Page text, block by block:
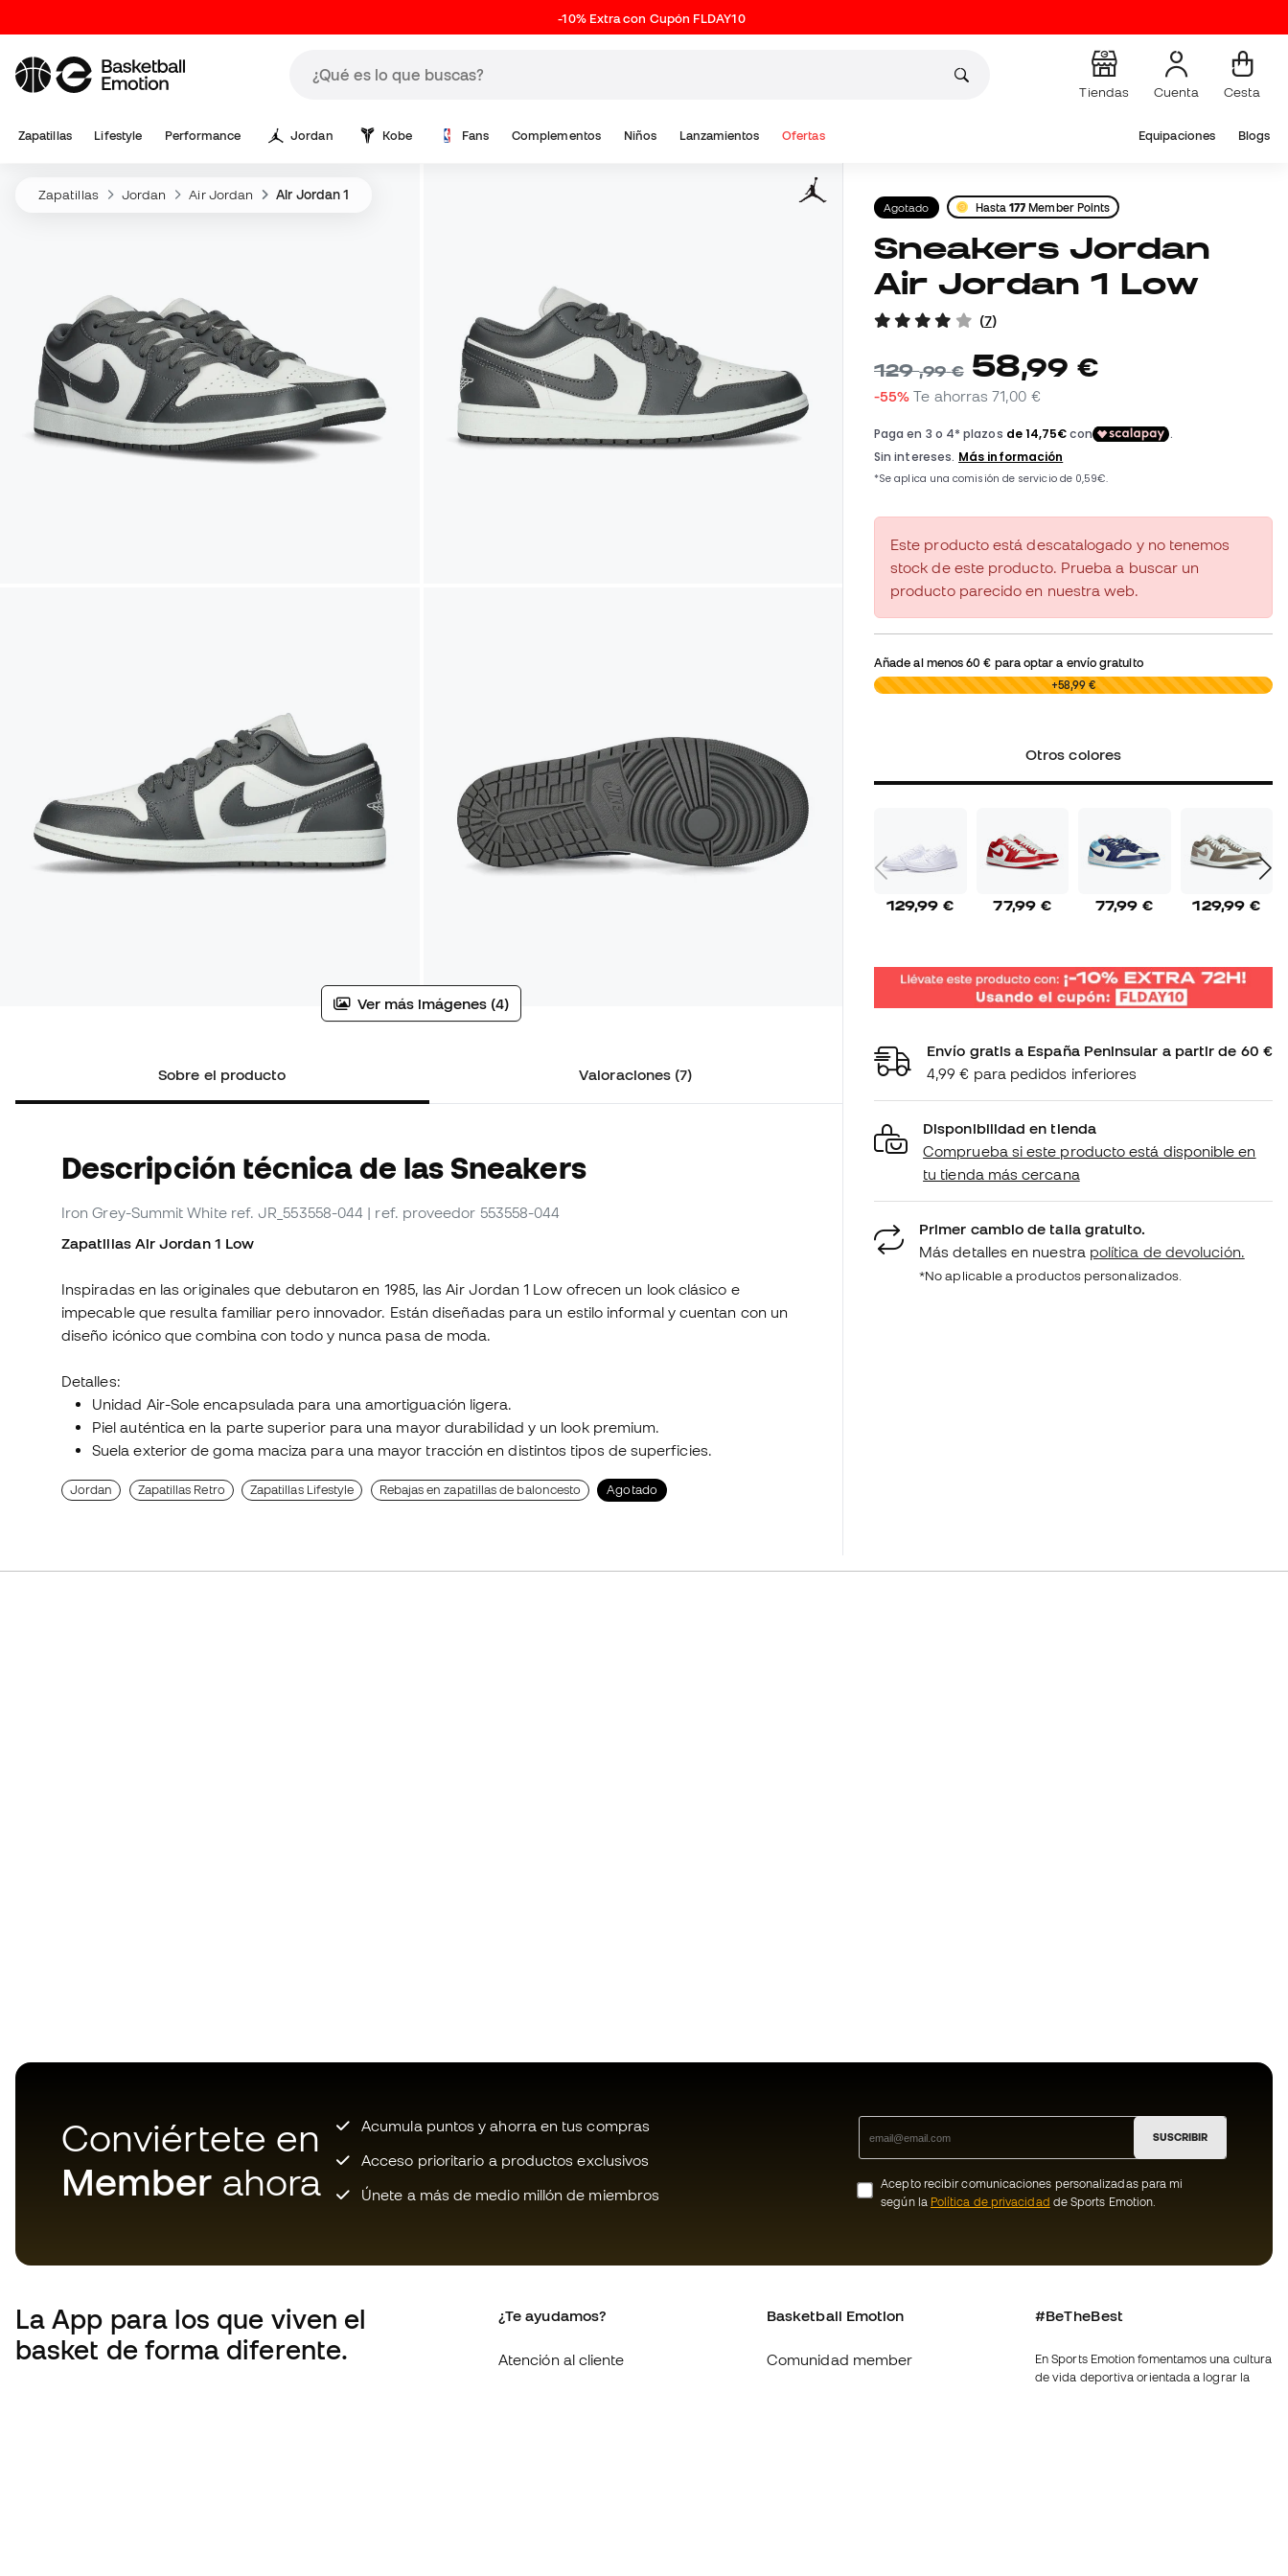
-10% Extra con Cupón FLDAY10
Tiendas Cuenta Cesta
Zapatillas Lifestyle Performance Jordan Kobe Fans Complementos Niños Lanzamientos Ofertas Equipaciones Blogs
Zapatillas Jordan Air Jordan Air Jordan 1
Ver más imágenes (4)
Sobre el producto Valoraciones (7)
Descripción técnica de las Sneakers
Iron Grey-Summit White ref. JR_553558-044 | ref. proveedor 553558-044
Zapatillas Air Jordan 1 Low
Inspiradas en las originales que debutaron en 1985, las Air Jordan 1 Low ofrecen un look clásico e
impecable que resulta familiar pero innovador. Están diseñadas para un estilo informal y cuentan con un
diseño icónico que combina con todo y nunca pasa de moda.
Detalles:
Unidad Air-Sole encapsulada para una amortiguación ligera.
Piel auténtica en la parte superior para una mayor durabilidad y un look premium.
Suela exterior de goma maciza para una mayor tracción en distintos tipos de superficies.
Jordan Zapatillas Retro Zapatillas Lifestyle Rebajas en zapatillas de baloncesto Agotado
Agotado Hasta177 Member Points
Sneakers Jordan
Air Jordan 1 Low
(7)
129,99 € 58,99 €
-55% Te ahorras71,00 €
Este producto está descatalogado y no tenemos
stock de este producto. Prueba a buscar un
producto parecido en nuestra web.
Añade al menos60 € para optar a envío gratuito
0,00 € +58,99 €
Otros colores
129,99 € 77,99 € 77,99 € 129,99 €
Envío gratis a España Peninsular a partir de 60 €
4,99 € para pedidos inferiores
Disponibilidad en tienda
Comprueba si este producto está disponible en
tu tienda más cercana
Primer cambio de talla gratuito.
Más detalles en nuestra política de devolución.
*No aplicable a productos personalizados.
Conviértete en
Member ahora
Acumula puntos y ahorra en tus compras
Acceso prioritario a productos exclusivos
Únete a más de medio millón de miembros
SUSCRIBIR
Acepto recibir comunicaciones personalizadas para mi
según la Política de privacidad de Sports Emotion.
La App para los que viven el
basket de forma diferente.
¿Te ayudamos?
Atención al cliente
Basketball Emotion
Comunidad member
#BeTheBest
En Sports Emotion fomentamos una cultura
de vida deportiva orientada a lograr la